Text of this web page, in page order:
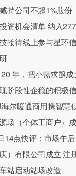
持公司不超1%股份
资机会清单 纳入
接待线上参与星
年，把小需求酿
阶段性企稳的积极
尔暖通商用携智慧
场（个体工商户）
14点快评：市场午
）有限公司成立 注
站启动站场改造